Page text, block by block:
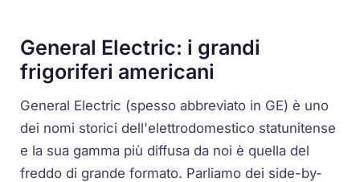
General Electric: i grandi
frigoriferi americani
General Electric (spesso abbreviato in GE) è uno
dei nomi storici dell'elettrodomestico statunitense
e la sua gamma più diffusa da noi è quella del
freddo di grande formato. Parliamo dei side-by-